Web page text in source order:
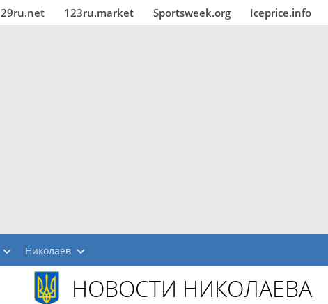
29ru.net 123ru.market Sportsweek.org Iceprice.info
Николаев
НОВОСТИ НИКОЛАЕВА